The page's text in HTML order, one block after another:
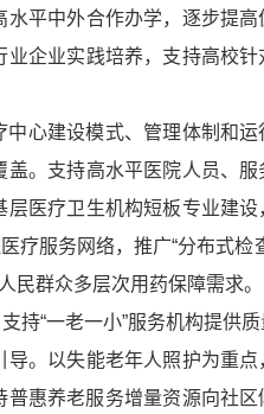
平中外合作办学，逐步提
企业实践培养，支持高校
心建设模式、管理体制和
。支持高水平医院人员、
医疗卫生机构短板专业建
服务网络，推广“分布式检
群众多层次用药保障需求。
持“一老一小”服务机构提供
。以失能老年人照护为重
惠养老服务增量资源向社